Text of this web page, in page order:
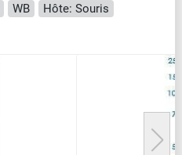
WB
Hôte: Souris